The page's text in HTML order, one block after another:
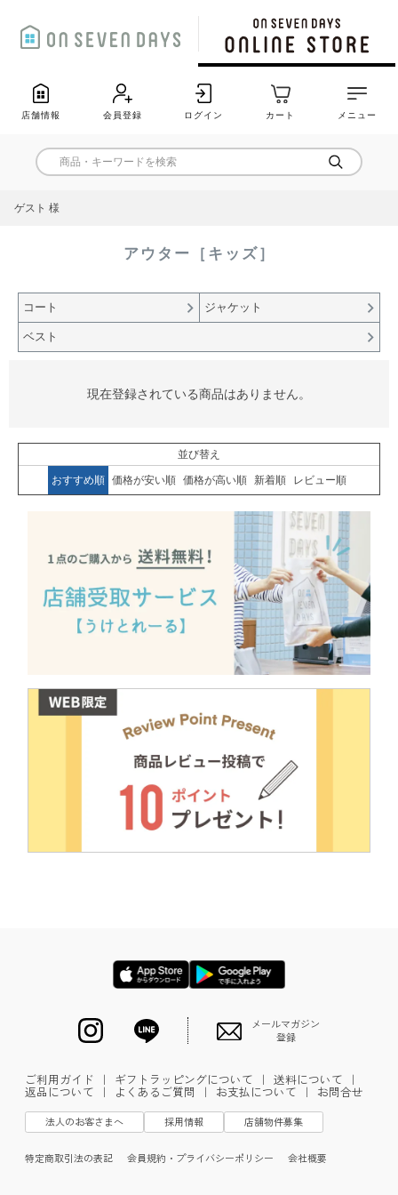
店舗情報 会員登録 ログイン カート メニュー
ゲスト 様
アウター［キッズ］
コート ジャケット
ベスト
現在登録されている商品はありません。
並び替え
おすすめ順 価格が安い順 価格が高い順 新着順 レビュー順
メールマガジン
登録
ご利用ガイド ｜ ギフトラッピングについて ｜ 送料について ｜
返品について ｜ よくあるご質問 ｜ お支払について ｜ お問合せ
法人のお客さまへ 採用情報 店舗物件募集
特定商取引法の表記 会員規約・プライバシーポリシー 会社概要